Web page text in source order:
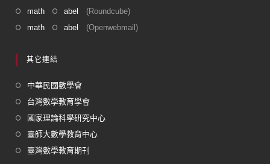
math
abel
(Roundcube)
math
abel (Openwebmail)
其它連結
中華民國數學會
台灣數學教育學會
國家理論科學研究中心
臺師大數學教育中心
臺灣數學教育期刊